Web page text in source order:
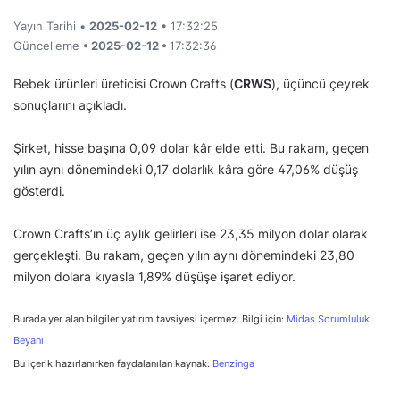
Yayın Tarihi • 2025-02-12 • 17:32:25
Güncelleme • 2025-02-12 • 17:32:36
Bebek ürünleri üreticisi Crown Crafts (CRWS), üçüncü çeyrek
sonuçlarını açıkladı.
Şirket, hisse başına 0,09 dolar kâr elde etti. Bu rakam, geçen
yılın aynı dönemindeki 0,17 dolarlık kâra göre 47,06% düşüş
gösterdi.
Crown Crafts’ın üç aylık gelirleri ise 23,35 milyon dolar olarak
gerçekleşti. Bu rakam, geçen yılın aynı dönemindeki 23,80
milyon dolara kıyasla 1,89% düşüşe işaret ediyor.
Burada yer alan bilgiler yatırım tavsiyesi içermez. Bilgi için: Midas Sorumluluk
Beyanı
Bu içerik hazırlanırken faydalanılan kaynak: Benzinga